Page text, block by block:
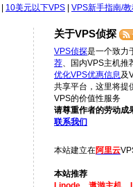
10美元以下VPS VPS新手指南/教
关于VPS侦探
VPS侦探是一个致力
荐 、国内VPS主机推
优化VPS优惠信息 及
共享平台，这里将提
VPS的价值性服务
请尊重作者的劳动成
联系我们
本站建立在阿里云
本站推荐